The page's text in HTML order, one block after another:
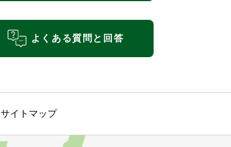
よくある質問と回答
サイトマップ